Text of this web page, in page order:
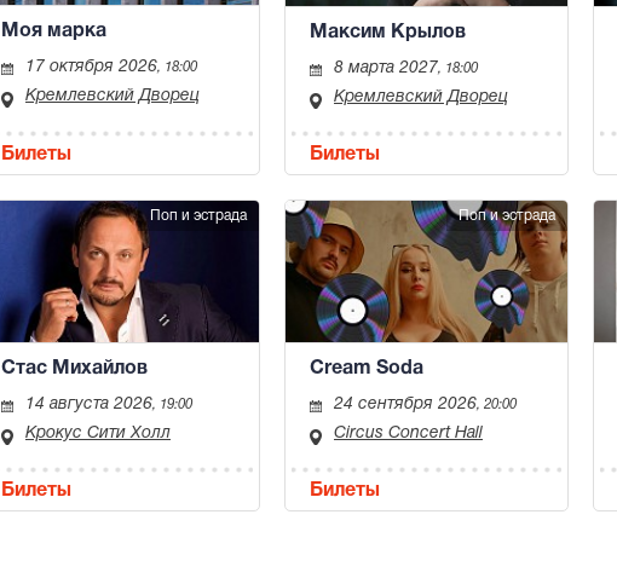
Моя марка
17 октября 2026, 18:00
Кремлевский Дворец
Билеты
Максим Крылов
8 марта 2027, 18:00
Кремлевский Дворец
Билеты
Поп и эстрада
Стас Михайлов
14 августа 2026, 19:00
Крокус Сити Холл
Билеты
Поп и эстрада
Cream Soda
24 сентября 2026, 20:00
Circus Concert Hall
Билеты